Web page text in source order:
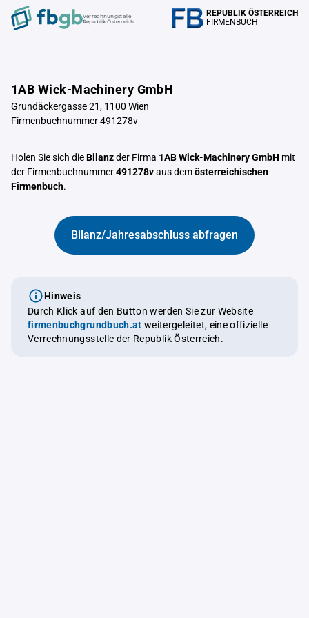
Verrechnungstelle
Republik Österreich
REPUBLIK ÖSTERREICH
FIRMENBUCH
1AB Wick-Machinery GmbH
Grundäckergasse 21, 1100 Wien
Firmenbuchnummer 491278v
Holen Sie sich dieBilanzder Firma 1AB Wick-Machinery GmbH mit
der Firmenbuchnummer491278vaus demösterreichischen
Firmenbuch.
Bilanz/Jahresabschluss abfragen
Hinweis
Durch Klick auf den Button werden Sie zur Website
firmenbuchgrundbuch.at weitergeleitet, eine offizielle
Verrechnungsstelle der Republik Österreich.